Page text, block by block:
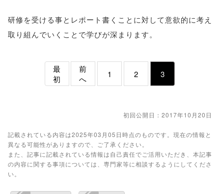
研修を受ける事とレポート書くことに対して意欲的に考え
取り組んでいくことで学びが深まります。
最
初
前
へ
1 2 3
初回公開日：2017年10月20日
記載されている内容は2025年03月05日時点のものです。現在の情報と
異なる可能性がありますので、ご了承ください。
また、記事に記載されている情報は自己責任でご活用いただき、本記事
の内容に関する事項については、専門家等に相談するようにしてくださ
い。